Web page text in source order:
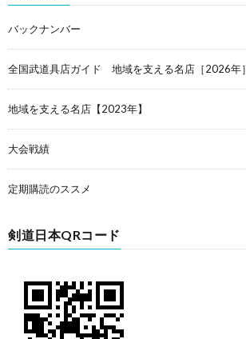
バックナンバー
全国武道具店ガイド 地域を支える名店［2026年］
地域を支える名店【2023年】
大会戦績
定期購読のススメ
剣道日本QRコード